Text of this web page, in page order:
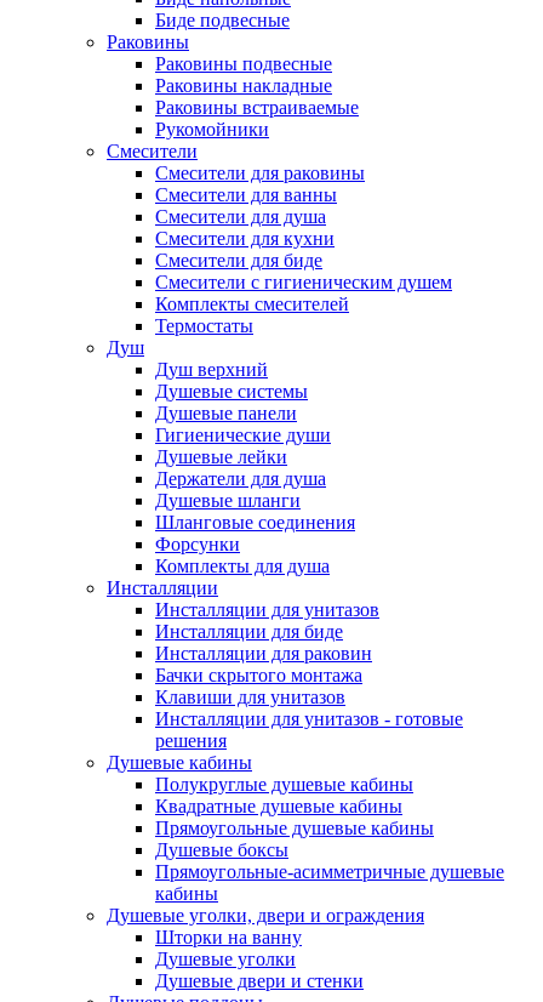
Биде подвесные
Раковины
Раковины подвесные
Раковины накладные
Раковины встраиваемые
Рукомойники
Смесители
Смесители для раковины
Смесители для ванны
Смесители для душа
Смесители для кухни
Смесители для биде
Смесители с гигиеническим душем
Комплекты смесителей
Термостаты
Душ
Душ верхний
Душевые системы
Душевые панели
Гигиенические души
Душевые лейки
Держатели для душа
Душевые шланги
Шланговые соединения
Форсунки
Комплекты для душа
Инсталляции
Инсталляции для унитазов
Инсталляции для биде
Инсталляции для раковин
Бачки скрытого монтажа
Клавиши для унитазов
Инсталляции для унитазов - готовые
решения
Душевые кабины
Полукруглые душевые кабины
Квадратные душевые кабины
Прямоугольные душевые кабины
Душевые боксы
Прямоугольные-асимметричные душевые
кабины
Душевые уголки, двери и ограждения
Шторки на ванну
Душевые уголки
Душевые двери и стенки